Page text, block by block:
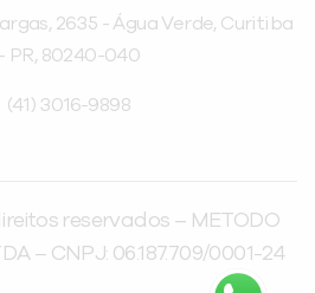
2635 - Água Verde, Curitiba
- PR, 80240-040
(41) 3016-9898
reservados – METODO
– CNPJ: 06.187.709/0001-24